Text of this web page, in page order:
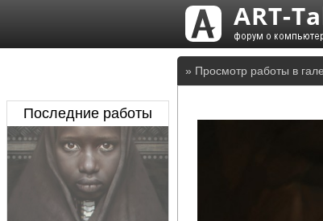
» Просмотр работы в
Последние работы